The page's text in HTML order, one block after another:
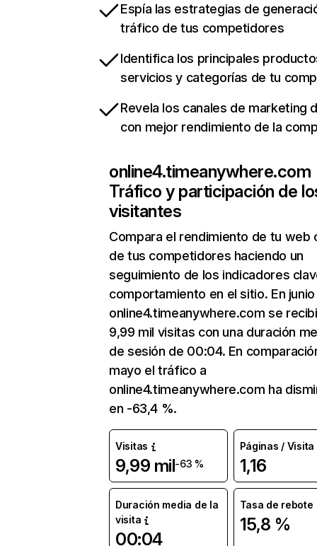
Espía las estrategias de
tráfico de tus competidores
Identifica los principales
servicios y categorías de tu
Revela los canales de marketing
con mejor rendimiento de la
online4.timeanywhere.com
Tráfico y participación de
visitantes
Compara el rendimiento de tu web
de tus competidores haciendo un
seguimiento de los indicadores
comportamiento en el sitio. En junio
online4.timeanywhere.com se
9,99 mil visitas con una duración
de sesión de 00:04. En
mayo el tráfico a
online4.timeanywhere.com ha
en -63,4 %.
Visitas
9,99 mil-63 %
Páginas / Visita
1,16
Duración media de la
visita
00:04
Tasa de rebote
15,8 %